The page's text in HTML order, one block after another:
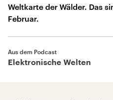
Weltkarte der Wälder. Das
Februar.
Aus dem Podcast
Elektronische Welten